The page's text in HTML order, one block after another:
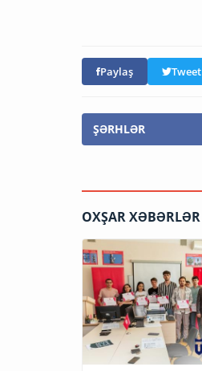
Paylaş Tweet
ŞƏRHLƏR
OXŞAR XƏBƏRLƏR